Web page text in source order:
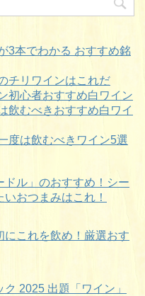
3本でわかる おすすめ銘
チリワインはこれだ
初心者おすすめ白ワイン
飲むべきおすすめ白ワイ
度は飲むべきワイン5選
ドル」のおすすめ！シー
いおつまみはこれ！
にこれを飲め！厳選おす
2025 出題「ワイン」